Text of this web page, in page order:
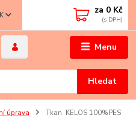
Menu
Hledat
za 0 Kč
úprava Tkan. KELOS 100%PES